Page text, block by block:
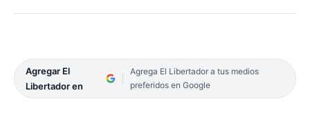
Agregar El
Libertador en
Agrega El Libertador a tus medios
preferidos en Google